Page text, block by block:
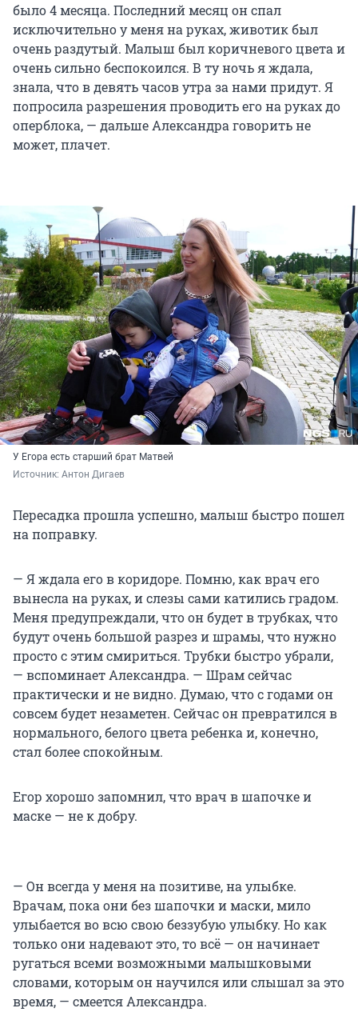
было 4 месяца. Последний месяц он спал
исключительно у меня на руках, животик был
очень раздутый. Малыш был коричневого цвета и
очень сильно беспокоился. В ту ночь я ждала,
знала, что в девять часов утра за нами придут. Я
попросила разрешения проводить его на руках до
оперблока, — дальше Александра говорить не
может, плачет.
У Егора есть старший брат Матвей
Источник: Антон Дигаев
Пересадка прошла успешно, малыш быстро пошел
на поправку.
— Я ждала его в коридоре. Помню, как врач его
вынесла на руках, и слезы сами катились градом.
Меня предупреждали, что он будет в трубках, что
будут очень большой разрез и шрамы, что нужно
просто с этим смириться. Трубки быстро убрали,
— вспоминает Александра. — Шрам сейчас
практически и не видно. Думаю, что с годами он
совсем будет незаметен. Сейчас он превратился в
нормального, белого цвета ребенка и, конечно,
стал более спокойным.
Егор хорошо запомнил, что врач в шапочке и
маске — не к добру.
— Он всегда у меня на позитиве, на улыбке.
Врачам, пока они без шапочки и маски, мило
улыбается во всю свою беззубую улыбку. Но как
только они надевают это, то всё — он начинает
ругаться всеми возможными малышковыми
словами, которым он научился или слышал за это
время, — смеется Александра.